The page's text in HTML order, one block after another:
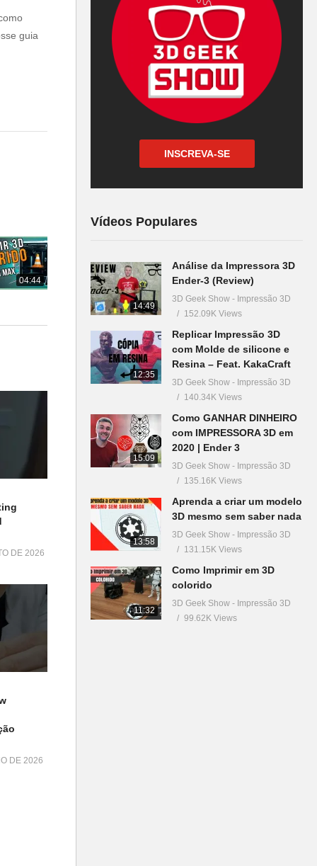
guia
04:44
DE 2026
DE 2026
INSCREVA-SE
Vídeos Populares
14:49
Análise da Impressora 3D
Ender-3 (Review)
3D Geek Show - Impressão 3D
152.09K Views
12:35
Replicar Impressão 3D
com Molde de silicone e
Resina – Feat. KakaCraft
3D Geek Show - Impressão 3D
140.34K Views
15:09
Como GANHAR DINHEIRO
com IMPRESSORA 3D em
2020 | Ender 3
3D Geek Show - Impressão 3D
135.16K Views
13:58
Aprenda a criar um modelo
3D mesmo sem saber nada
3D Geek Show - Impressão 3D
131.15K Views
11:32
Como Imprimir em 3D
colorido
3D Geek Show - Impressão 3D
99.62K Views